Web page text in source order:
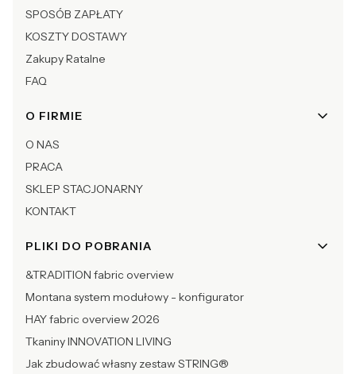
SPOSÓB ZAPŁATY
KOSZTY DOSTAWY
Zakupy Ratalne
FAQ
O FIRMIE
O NAS
PRACA
SKLEP STACJONARNY
KONTAKT
PLIKI DO POBRANIA
&TRADITION fabric overview
Montana system modułowy - konfigurator
HAY fabric overview 2026
Tkaniny INNOVATION LIVING
Jak zbudować własny zestaw STRING®